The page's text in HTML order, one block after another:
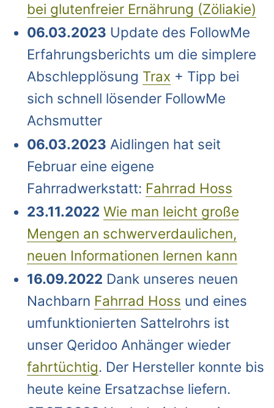
bei glutenfreier Ernährung (Zöliakie)
06.03.2023 Update des FollowMe
Erfahrungsberichts um die simplere
Abschlepplösung Trax + Tipp bei
sich schnell lösender FollowMe
Achsmutter
06.03.2023 Aidlingen hat seit
Februar eine eigene
Fahrradwerkstatt: Fahrrad Hoss
23.11.2022 Wie man leicht große
Mengen an schwerverdaulichen,
neuen Informationen lernen kann
16.09.2022 Dank unseres neuen
Nachbarn Fahrrad Hoss und eines
umfunktionierten Sattelrohrs ist
unser Qeridoo Anhänger wieder
fahrtüchtig. Der Hersteller konnte bis
heute keine Ersatzachse liefern.